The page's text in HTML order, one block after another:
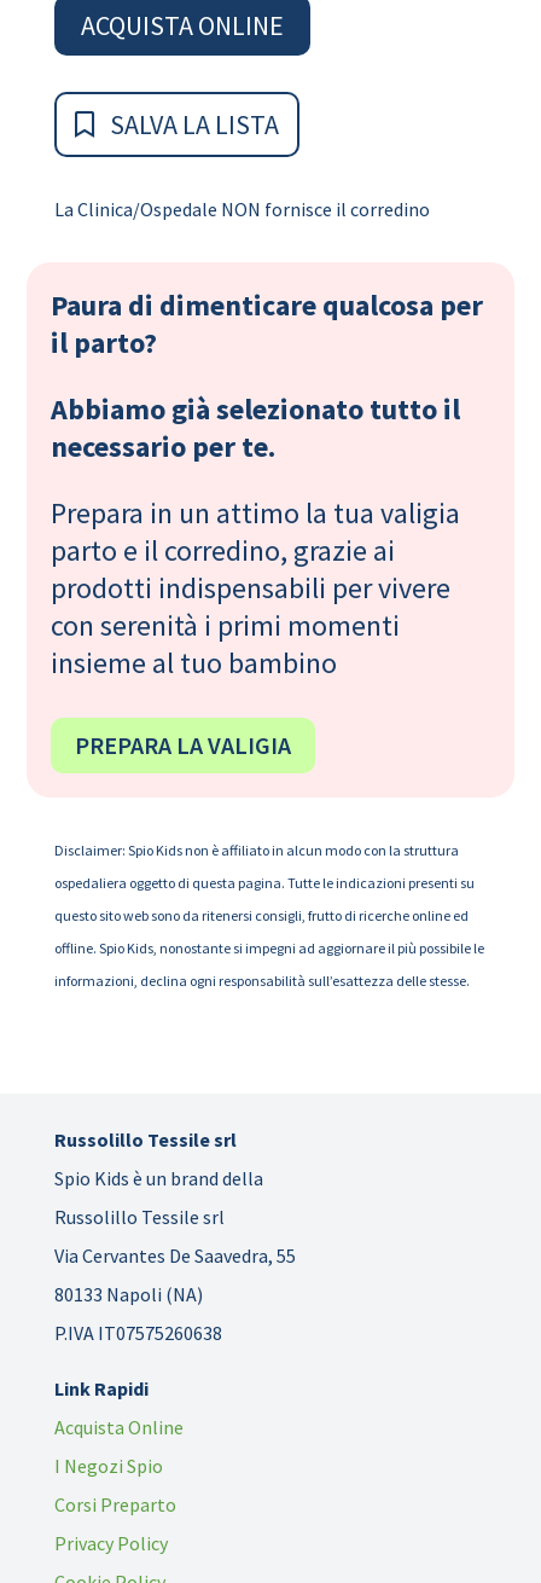
ACQUISTA ONLINE
SALVA LA LISTA
La Clinica/Ospedale NON fornisce il corredino
Paura di dimenticare qualcosa per
il parto?
Abbiamo già selezionato tutto il
necessario per te.
Prepara in un attimo la tua valigia
parto e il corredino, grazie ai
prodotti indispensabili per vivere
con serenità i primi momenti
insieme al tuo bambino
PREPARA LA VALIGIA
Disclaimer: Spio Kids non è affiliato in alcun modo con la struttura
ospedaliera oggetto di questa pagina. Tutte le indicazioni presenti su
questo sito web sono da ritenersi consigli, frutto di ricerche online ed
offline. Spio Kids, nonostante si impegni ad aggiornare il più possibile le
informazioni, declina ogni responsabilità sull’esattezza delle stesse.
Russolillo Tessile srl
Spio Kids è un brand della
Russolillo Tessile srl
Via Cervantes De Saavedra, 55
80133 Napoli (NA)
P.IVA IT07575260638
Link Rapidi
Acquista Online
I Negozi Spio
Corsi Preparto
Privacy Policy